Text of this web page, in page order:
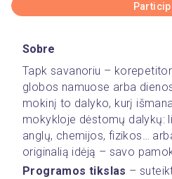
Sobre
Tapk savanoriu –
globos namuose arba
mokinį to dalyko, kurį
mokykloje dėstomų dalykų:
anglų, chemijos, fizikos…
originalią idėją – savo
Programos tikslas –